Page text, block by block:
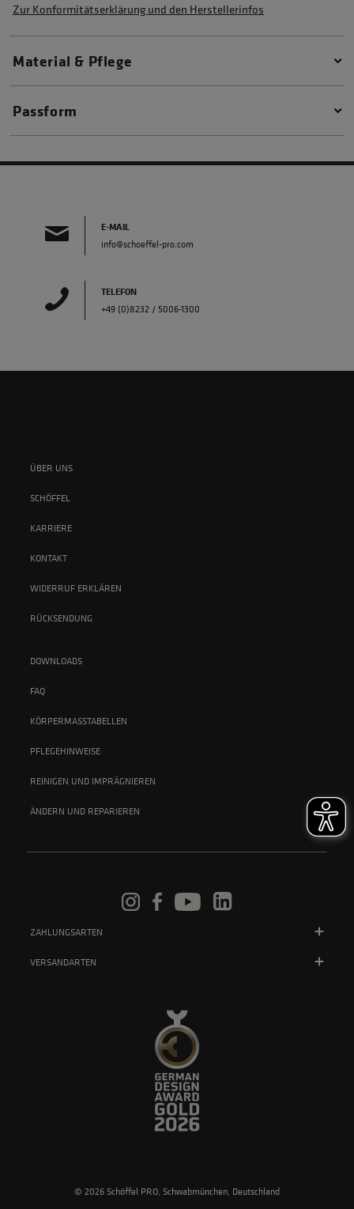
Zur Konformitätserklärung und den Herstellerinfos
Material & Pflege
Passform
E-MAIL
info@schoeffel-pro.com
TELEFON
+49 (0)8232 / 5006-1300
ÜBER UNS
SCHÖFFEL
KARRIERE
KONTAKT
WIDERRUF ERKLÄREN
RÜCKSENDUNG
DOWNLOADS
FAQ
KÖRPERMASSTABELLEN
PFLEGEHINWEISE
REINIGEN UND IMPRÄGNIEREN
ÄNDERN UND REPARIEREN
ZAHLUNGSARTEN
VERSANDARTEN
© 2026 Schöffel PRO, Schwabmünchen, Deutschland